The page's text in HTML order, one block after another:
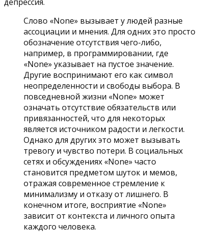
депрессия.
Слово «None» вызывает у людей разные
ассоциации и мнения. Для одних это просто
обозначение отсутствия чего-либо,
например, в программировании, где
«None» указывает на пустое значение.
Другие воспринимают его как символ
неопределенности и свободы выбора. В
повседневной жизни «None» может
означать отсутствие обязательств или
привязанностей, что для некоторых
является источником радости и легкости.
Однако для других это может вызывать
тревогу и чувство потери. В социальных
сетях и обсуждениях «None» часто
становится предметом шуток и мемов,
отражая современное стремление к
минимализму и отказу от лишнего. В
конечном итоге, восприятие «None»
зависит от контекста и личного опыта
каждого человека.